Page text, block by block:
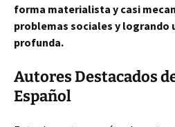
forma materialista y casi
problemas sociales y logrando
profunda.
Autores Destacados
Español